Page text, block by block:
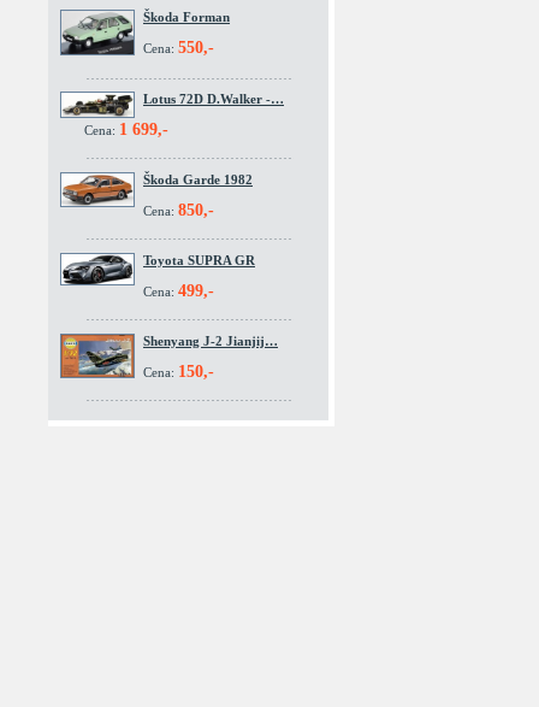
Škoda Forman
Cena: 550,-
Lotus 72D D.Walker -…
Cena: 1 699,-
Škoda Garde 1982
Cena: 850,-
Toyota SUPRA GR
Cena: 499,-
Shenyang J-2 Jianjij…
Cena: 150,-